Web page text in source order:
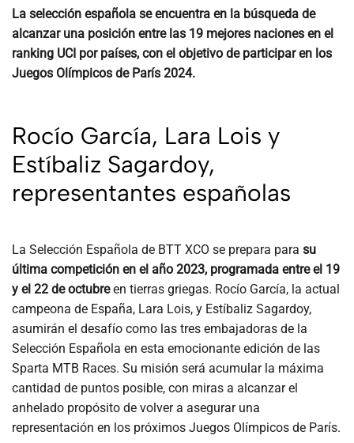
La selección española se encuentra en la búsqueda de
alcanzar una posición entre las 19 mejores naciones en el
ranking UCI por países, con el objetivo de participar en los
Juegos Olímpicos de París 2024.
Rocío García, Lara Lois y
Estíbaliz Sagardoy,
representantes españolas
La Selección Española de BTT XCO se prepara para su
última competición en el año 2023, programada entre el 19
y el 22 de octubreen tierras griegas. Rocío García, la actual
campeona de España, Lara Lois, y Estíbaliz Sagardoy,
asumirán el desafío como las tres embajadoras de la
Selección Española en esta emocionante edición de las
Sparta MTB Races. Su misión será acumular la máxima
cantidad de puntos posible, con miras a alcanzar el
anhelado propósito de volver a asegurar una
representación en los próximos Juegos Olímpicos de París.